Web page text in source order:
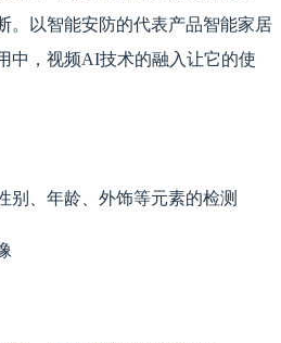
。以智能安防的代表产品智能家居
中，视频AI技术的融入让它的使
别、年龄、外饰等元素的检测